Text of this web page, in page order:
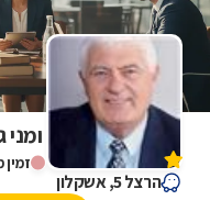
זמין מ-
משרד הנר בנימין
אין עדיין חוות דעת
הרצל 5, אשקלון